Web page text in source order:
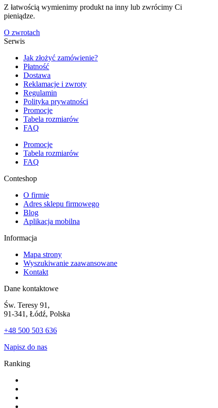
Z łatwością wymienimy produkt na inny lub zwrócimy Ci
pieniądze.
O zwrotach
Serwis
Jak złożyć zamówienie?
Płatność
Dostawa
Reklamacje i zwroty
Regulamin
Polityka prywatności
Promocje
Tabela rozmiarów
FAQ
Promocje
Tabela rozmiarów
FAQ
Conteshop
O firmie
Adres sklepu firmowego
Blog
Aplikacja mobilna
Informacja
Mapa strony
Wyszukiwanie zaawansowane
Kontakt
Dane kontaktowe
Św. Teresy 91,
91-341, Łódź, Polska
+48 500 503 636
Napisz do nas
Ranking